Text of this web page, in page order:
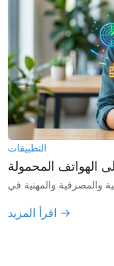
التطبيقات
الهواتف المحمولة
اقرأ المزيد →